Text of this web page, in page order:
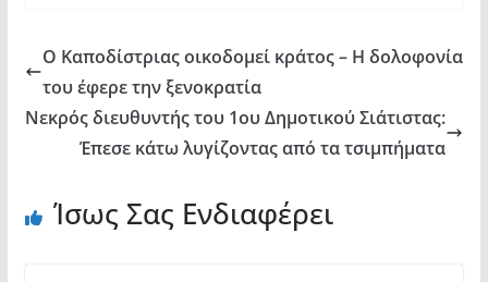
Ο Καποδίστριας οικοδομεί κράτος – Η δολοφονία
του έφερε την ξενοκρατία
Νεκρός διευθυντής του 1ου Δημοτικού Σιάτιστας:
Έπεσε κάτω λυγίζοντας από τα τσιμπήματα
Ίσως Σας Ενδιαφέρει